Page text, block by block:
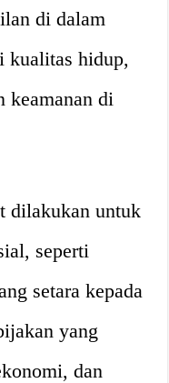
di dalam
kualitas hidup,
keamanan di
dilakukan untuk
seperti
setara kepada
yang
dan